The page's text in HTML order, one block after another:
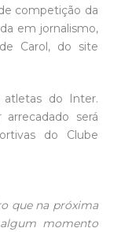
competição da
em jornalismo,
Carol, do site
atletas do Inter.
será
do Clube
que na próxima
momento